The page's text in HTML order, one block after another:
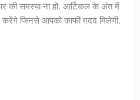
की समस्या ना हो. आर्टिकल के अंत में
जिनसे आपको काफी मदद मिलेगी.